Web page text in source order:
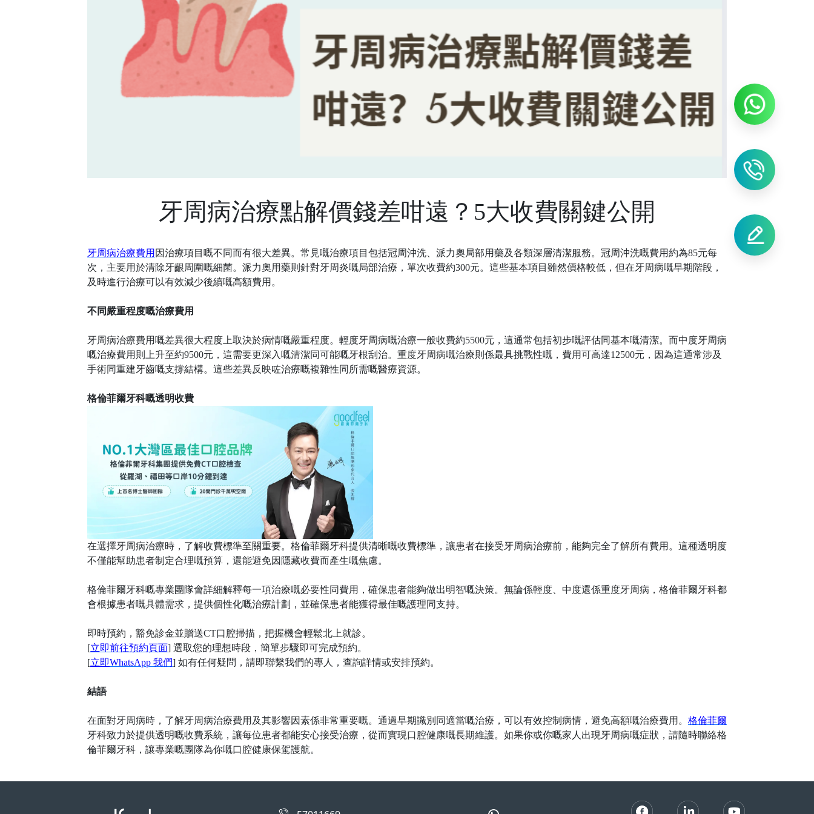
牙周病治療點解價錢差咁遠？5大收費關鍵公開
牙周病治療費用 因治療項目嘅不同而有很大差異。常見嘅治療項目包括冠周沖洗、派力奧局部用藥及各類深層清潔服務。冠周沖洗嘅費用約為85元每
次，主要用於清除牙齦周圍嘅細菌。派力奧用藥則針對牙周炎嘅局部治療，單次收費約300元。這些基本項目雖然價格較低，但在牙周病嘅早期階段，
及時進行治療可以有效減少後續嘅高額費用。
不同嚴重程度嘅治療費用
牙周病治療費用嘅差異很大程度上取決於病情嘅嚴重程度。輕度牙周病嘅治療一般收費約5500元，這通常包括初步嘅評估同基本嘅清潔。而中度牙周病
嘅治療費用則上升至約9500元，這需要更深入嘅清潔同可能嘅牙根刮治。重度牙周病嘅治療則係最具挑戰性嘅，費用可高達12500元，因為這通常涉及
手術同重建牙齒嘅支撐結構。這些差異反映咗治療嘅複雜性同所需嘅醫療資源。
格倫菲爾牙科嘅透明收費
在選擇牙周病治療時，了解收費標準至關重要。格倫菲爾牙科提供清晰嘅收費標準，讓患者在接受牙周病治療前，能夠完全了解所有費用。這種透明度
不僅能幫助患者制定合理嘅預算，還能避免因隱藏收費而產生嘅焦慮。
格倫菲爾牙科嘅專業團隊會詳細解釋每一項治療嘅必要性同費用，確保患者能夠做出明智嘅決策。無論係輕度、中度還係重度牙周病，格倫菲爾牙科都
會根據患者嘅具體需求，提供個性化嘅治療計劃，並確保患者能獲得最佳嘅護理同支持。
即時預約，豁免診金並贈送CT口腔掃描，把握機會輕鬆北上就診。
[立即前往預約頁面] 選取您的理想時段，簡單步驟即可完成預約。
[立即WhatsApp 我們] 如有任何疑問，請即聯繫我們的專人，查詢詳情或安排預約。
結語
在面對牙周病時，了解牙周病治療費用及其影響因素係非常重要嘅。通過早期識別同適當嘅治療，可以有效控制病情，避免高額嘅治療費用。 格倫菲爾
牙科致力於提供透明嘅收費系統，讓每位患者都能安心接受治療，從而實現口腔健康嘅長期維護。如果你或你嘅家人出現牙周病嘅症狀，請隨時聯絡格
倫菲爾牙科，讓專業嘅團隊為你嘅口腔健康保駕護航。